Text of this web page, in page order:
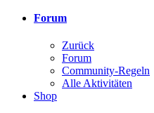
Forum
Zurück
Forum
Community-Regeln
Alle Aktivitäten
Shop